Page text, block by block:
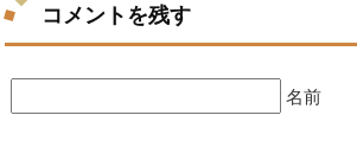
コメントを残す
名前